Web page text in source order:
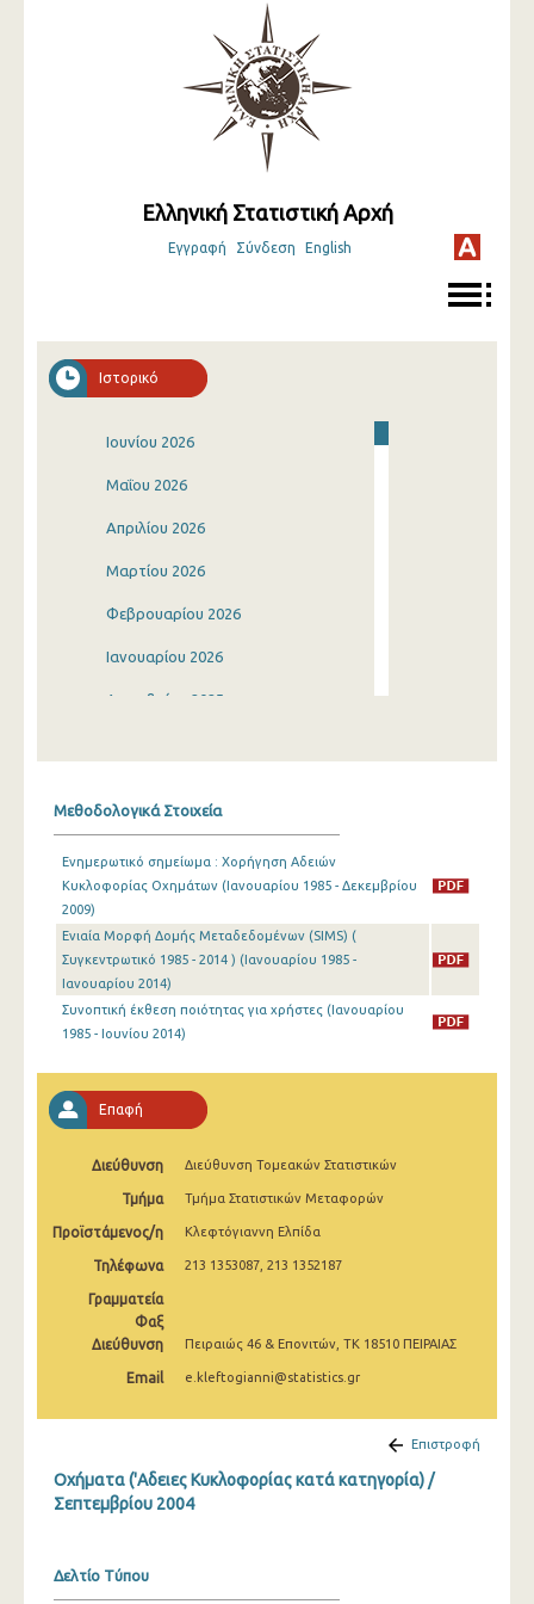
Ελληνική Στατιστική Αρχή
Εγγραφή Σύνδεση English
Ιστορικό
Ιουνίου 2026
Μαΐου 2026
Απριλίου 2026
Μαρτίου 2026
Φεβρουαρίου 2026
Ιανουαρίου 2026
Δεκεμβρίου 2025
Αυγούστου 2025
Ιουνίου 2025
Μαΐου 2025
Απριλίου 2025
Φεβρουαρίου 2025
Ιανουαρίου 2025
Νοεμβρίου 2024
Οκτωβρίου 2024
Σεπτεμβρίου 2024
Αυγούστου 2024
Ιουνίου 2024
Μαΐου 2024
Μεθοδολογικά Στοιχεία
Ενημερωτικό σημείωμα : Χορήγηση Αδειών
Κυκλοφορίας Οχημάτων (Ιανουαρίου 1985 - Δεκεμβρίου
2009)
Ενιαία Μορφή Δομής Μεταδεδομένων (SIMS) (
Συγκεντρωτικό 1985 - 2014 ) (Ιανουαρίου 1985 -
Ιανουαρίου 2014)
Συνοπτική έκθεση ποιότητας για χρήστες (Ιανουαρίου
1985 - Ιουνίου 2014)
Επαφή
Διεύθυνση Διεύθυνση Τομεακών Στατιστικών
Τμήμα Τμήμα Στατιστικών Μεταφορών
Προϊστάμενος/η Κλεφτόγιαννη Ελπίδα
Τηλέφωνα 213 1353087, 213 1352187
Γραμματεία
Φαξ
Διεύθυνση
Πειραιώς 46 & Επονιτών, ΤΚ 18510 ΠΕΙΡΑΙΑΣ
Email e.kleftogianni@statistics.gr
Επιστροφή
Οχήματα ('Αδειες Κυκλοφορίας κατά κατηγορία) /
Σεπτεμβρίου 2004
Δελτίο Τύπου